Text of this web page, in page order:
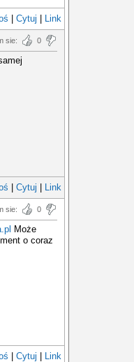
Cytuj Link
sie: 0
Cytuj Link
sie: 0
Może
o coraz
Cytuj Link